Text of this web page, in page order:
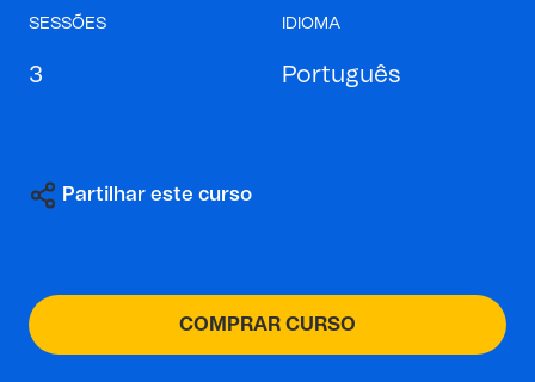
SESSÕES
3
IDIOMA
Português
Partilhar este curso
COMPRAR CURSO